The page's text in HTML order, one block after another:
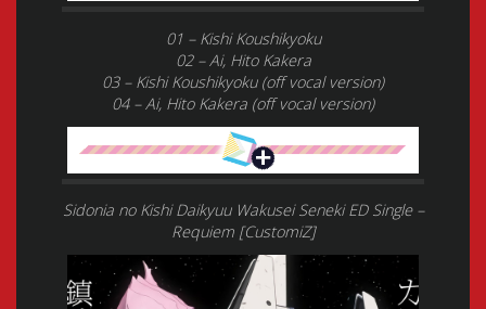
01 – Kishi Koushikyoku
02 – Ai, Hito Kakera
03 – Kishi Koushikyoku (off vocal version)
04 – Ai, Hito Kakera (off vocal version)
Sidonia no Kishi Daikyuu Wakusei Seneki ED Single –
Requiem [CustomiZ]